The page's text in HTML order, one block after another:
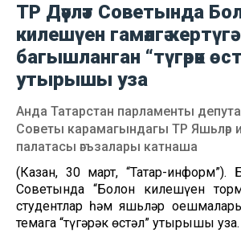
ТР Дәүләт Советында
килешүен гамәлгә кертүгә
багышланган “түгәрәк
утырышы уза
Анда Татарстан парламенты
Советы карамагындагы ТР Яшьләр
палатасы әгъзалары катнаша
(Казан, 30 март, “Татар-информ”).
Советында “Болон килешүен
студентлар һәм яшьләр
темага “түгәрәк өстәл” утырышы уза.